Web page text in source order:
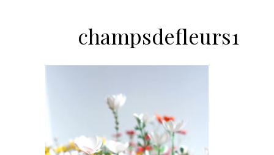
champsdefleurs1